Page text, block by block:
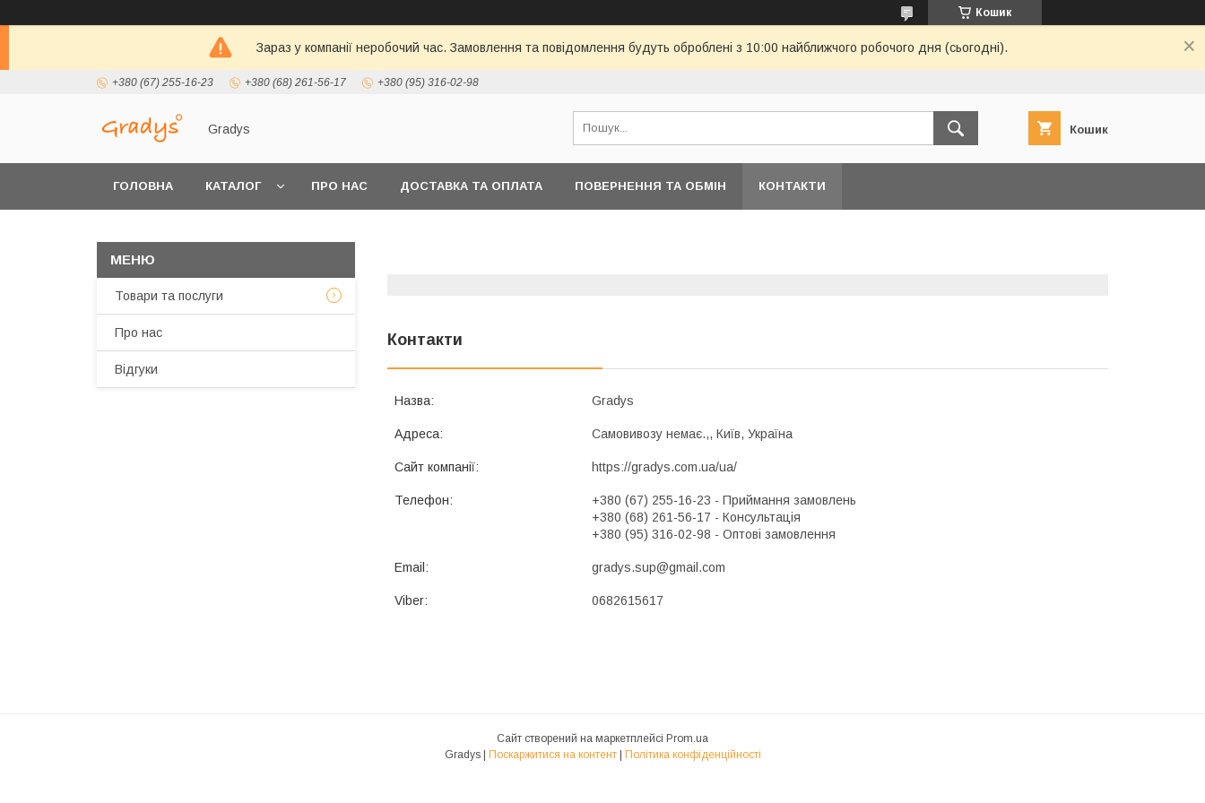
Кошик
Зараз у компанії неробочий час. Замовлення та повідомлення будуть оброблені з 10:00 найближчого робочого дня (сьогодні).
+380 (67) 255-16-23 +380 (68) 261-56-17 +380 (95) 316-02-98
Gradys Кошик
ГОЛОВНА КАТАЛОГ ПРО НАС ДОСТАВКА ТА ОПЛАТА ПОВЕРНЕННЯ ТА ОБМІН КОНТАКТИ
Контакти
Gradys
Самовивозу немає.,, Київ, Україна
https://gradys.com.ua/ua/
+380 (67) 255-16-23
Приймання замовлень
+380 (68) 261-56-17
Консультація
+380 (95) 316-02-98
Оптові замовлення
gradys.sup@gmail.com
0682615617
Товари та послуги
Про нас
Відгуки
Сайт створений на маркетплейсі Prom.ua
Поскаржитися на контент Політика конфіденційності